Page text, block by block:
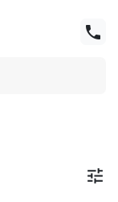

